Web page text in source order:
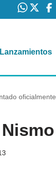
Lanzamientos
oficialmente